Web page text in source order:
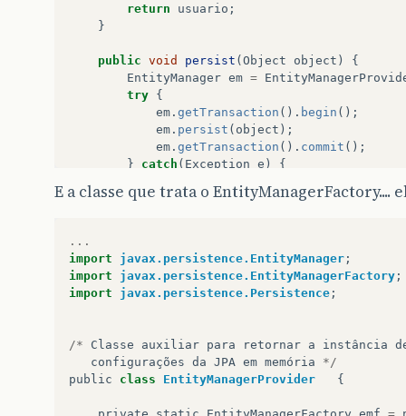
return
usuario ;
}
public void persist ( Object object )
{
EntityManager em =
try {
em . getTransaction (). begin ();
em . persist ( object );
em . getTransaction (). commit ();
}
catch ( Exception e )
{
em.getTransaction().rollback();
E a classe que trata o EntityManagerFactory....
...
import
javax.persistence.EntityManager ;
import
javax.persistence.EntityManagerFactory ;
import
javax.persistence.Persistence ;
/* Classe auxiliar para retornar a instância
configurações da JPA em memória
*/
public
class EntityManagerProvider {